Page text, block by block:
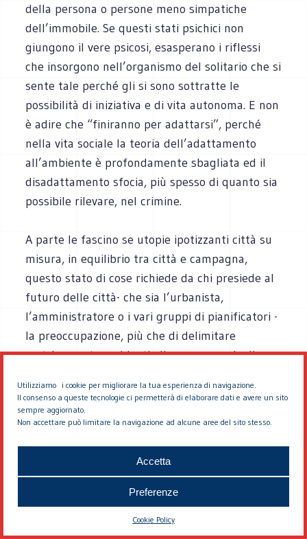
Utilizziamo i cookie per migliorare la tua esperienza di navigazione.
Il consenso a queste tecnologie ci permetterà di elaborare dati e avere un sito
sempre aggiornato.
Non accettare può limitare la navigazione ad alcune aree del sito stesso.
Accetta
Preferenze
Cookie Policy
della persona o persone meno simpatiche
dell’immobile. Se questi stati psichici non
giungono il vere psicosi, esasperano i riflessi
che insorgono nell’organismo del solitario che si
sente tale perché gli si sono sottratte le
possibilità di iniziativa e di vita autonoma. E non
è adire che “finiranno per adattarsi”, perché
nella vita sociale la teoria dell’adattamento
all’ambiente è profondamente sbagliata ed il
disadattamento sfocia, più spesso di quanto sia
possibile rilevare, nel crimine.
A parte le fascino se utopie ipotizzanti città su
misura, in equilibrio tra città e campagna,
questo stato di cose richiede da chi presiede al
futuro delle città- che sia l’urbanista,
l’amministratore o i vari gruppi di pianificatori -
la preoccupazione, più che di delimitare
metricamente ambienti, di creare per via di
dando valore alla convivenza ed al rapporto con
gli oggetti e l’ambiente. Altrimenti la loro fatica
si risolverà in sterili esercitazioni teoriche ed i
loro “modelli di riferimento” costituiranno
soltanto premesse disumanizzanti agli
interventi di sistemazione possibili. Nessuno
attende dai pianificatori il capolavoro - salva
l’ambizione dei pianificatori stessi - ci si attende